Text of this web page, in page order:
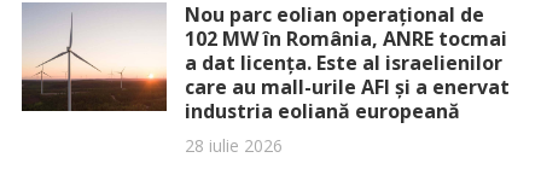
Nou parc eolian operațional de
102 MW în România, ANRE tocmai
a dat licența. Este al israelienilor
care au mall-urile AFI și a enervat
industria eoliană europeană
28 iulie 2026